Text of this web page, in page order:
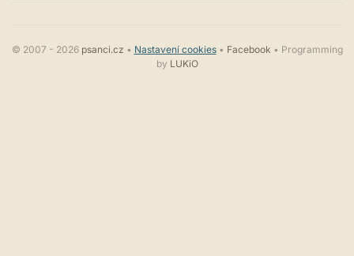
© 2007 - 2026 psanci.cz • Nastavení cookies• Facebook • Programming
by LUKiO